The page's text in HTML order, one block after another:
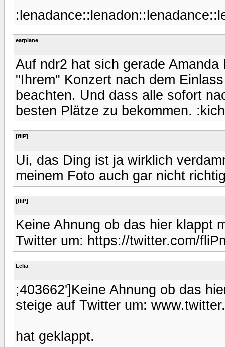
earplane
Auf ndr2 hat sich gerade
"Ihrem" Konzert nach dem
beachten. Und dass alle sofort
besten Plätze zu bekommen.
[fliP]
Ui, das Ding ist ja wirklich
meinem Foto auch gar nicht
[fliP]
Keine Ahnung ob das hier klappt
Twitter um: https://twitter.com/
Lelia
;403662']Keine Ahnung ob das
steige auf Twitter um:
hat geklappt.